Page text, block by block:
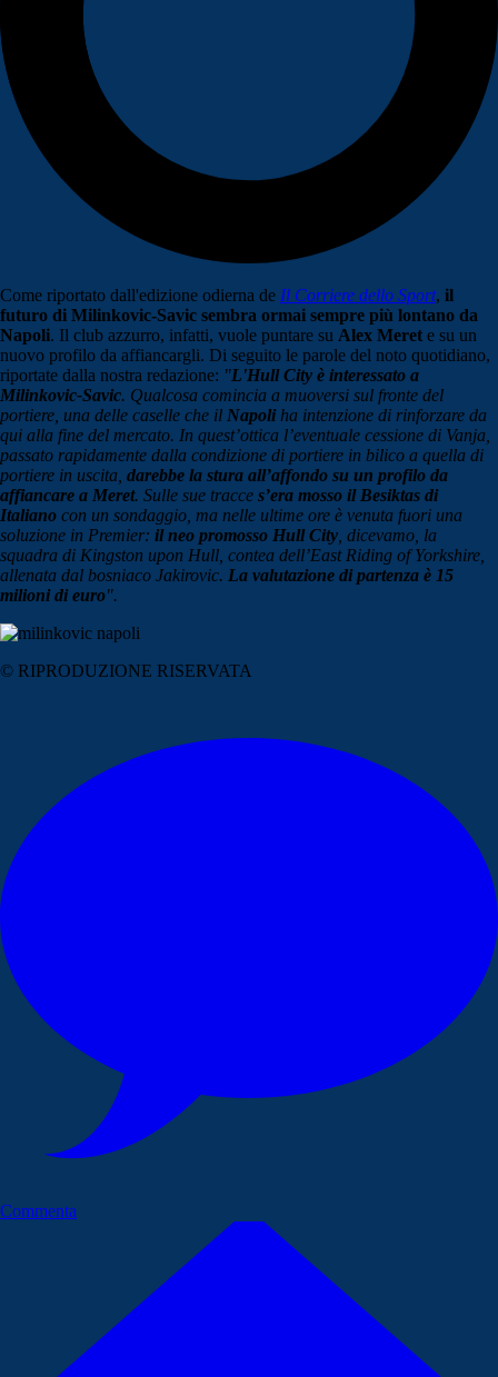
Come riportato dall'edizione odierna de Il Corriere dello Sport, il
futuro di Milinkovic-Savic sembra ormai sempre più lontano da
Napoli. Il club azzurro, infatti, vuole puntare su Alex Meret e su un
nuovo profilo da affiancargli. Di seguito le parole del noto quotidiano,
riportate dalla nostra redazione: "L'Hull City è interessato a
Milinkovic-Savic. Qualcosa comincia a muoversi sul fronte del
portiere, una delle caselle che il Napoliha intenzione di rinforzare da
qui alla fine del mercato. In quest’ottica l’eventuale cessione di Vanja,
passato rapidamente dalla condizione di portiere in bilico a quella di
portiere in uscita, darebbe la stura all’affondo su un profilo da
affiancare a Meret. Sulle sue tracce s’era mosso il Besiktas di
Italiano con un sondaggio, ma nelle ultime ore è venuta fuori una
soluzione in Premier: il neo promosso Hull City, dicevamo, la
squadra di Kingston upon Hull, contea dell’East Riding of Yorkshire,
allenata dal bosniaco Jakirovic. La valutazione di partenza è 15
milioni di euro".
© RIPRODUZIONE RISERVATA
Commenta